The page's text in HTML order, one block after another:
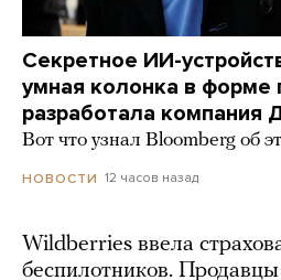
Секретное ИИ-
умная колонка в форме
разработала компания
Вот что узнал Bloomberg об
НОВОСТИ 12 часов назад
Wildberries ввела
беспилотников. Продавцы